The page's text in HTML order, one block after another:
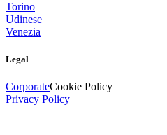
Torino
Udinese
Venezia
Legal
CorporateCookie Policy
Privacy Policy